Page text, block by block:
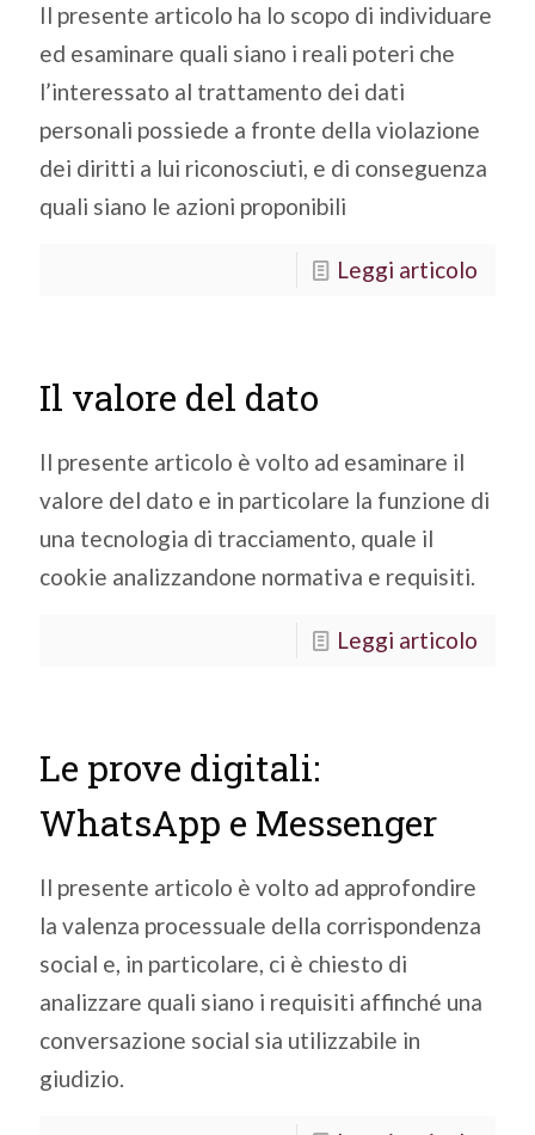
Il presente articolo ha lo scopo di individuare
ed esaminare quali siano i reali poteri che
l’interessato al trattamento dei dati
personali possiede a fronte della violazione
dei diritti a lui riconosciuti, e di conseguenza
quali siano le azioni proponibili
Leggi articolo
Il valore del dato
Il presente articolo è volto ad esaminare il
valore del dato e in particolare la funzione di
una tecnologia di tracciamento, quale il
cookie analizzandone normativa e requisiti.
Leggi articolo
Le prove digitali:
WhatsApp e Messenger
Il presente articolo è volto ad approfondire
la valenza processuale della corrispondenza
social e, in particolare, ci è chiesto di
analizzare quali siano i requisiti affinché una
conversazione social sia utilizzabile in
giudizio.